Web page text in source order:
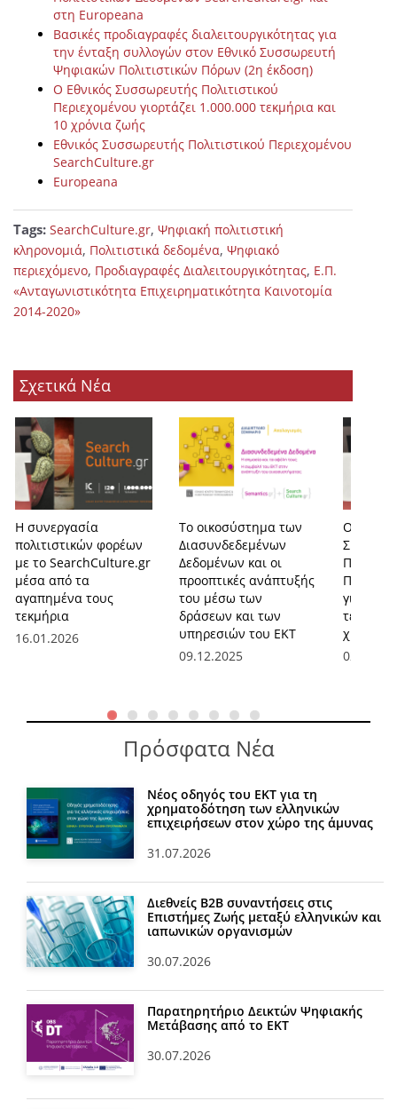
στη Europeana
Βασικές προδιαγραφές διαλειτουργικότητας για
την ένταξη συλλογών στον Εθνικό Συσσωρευτή
Ψηφιακών Πολιτιστικών Πόρων (2η έκδοση)
Ο Εθνικός Συσσωρευτής Πολιτιστικού
Περιεχομένου γιορτάζει 1.000.000 τεκμήρια και
10 χρόνια ζωής
Εθνικός Συσσωρευτής Πολιτιστικού Περιεχομένου
SearchCulture.gr
Europeana
Tags: SearchCulture.gr, Ψηφιακή πολιτιστική
κληρονομιά, Πολιτιστικά δεδομένα, Ψηφιακό
περιεχόμενο, Προδιαγραφές Διαλειτουργικότητας, Ε.Π.
«Ανταγωνιστικότητα Επιχειρηματικότητα Καινοτομία
2014-2020»
Σχετικά Νέα
Η συνεργασία
πολιτιστικών φορέων
με το SearchCulture.gr
μέσα από τα
αγαπημένα τους
τεκμήρια
16.01.2026
Το οικοσύστημα των
Διασυνδεδεμένων
Δεδομένων και οι
προοπτικές ανάπτυξής
του μέσω των
δράσεων και των
υπηρεσιών του ΕΚΤ
09.12.2025
Ο
χρόνια
Πρόσφατα Νέα
Νέος οδηγός του ΕΚΤ για τη
χρηματοδότηση των ελληνικών
επιχειρήσεων στον χώρο της άμυνας
31.07.2026
Διεθνείς Β2Β συναντήσεις στις
Επιστήμες Ζωής μεταξύ ελληνικών και
ιαπωνικών οργανισμών
30.07.2026
Παρατηρητήριο Δεικτών Ψηφιακής
Μετάβασης από το ΕΚΤ
30.07.2026